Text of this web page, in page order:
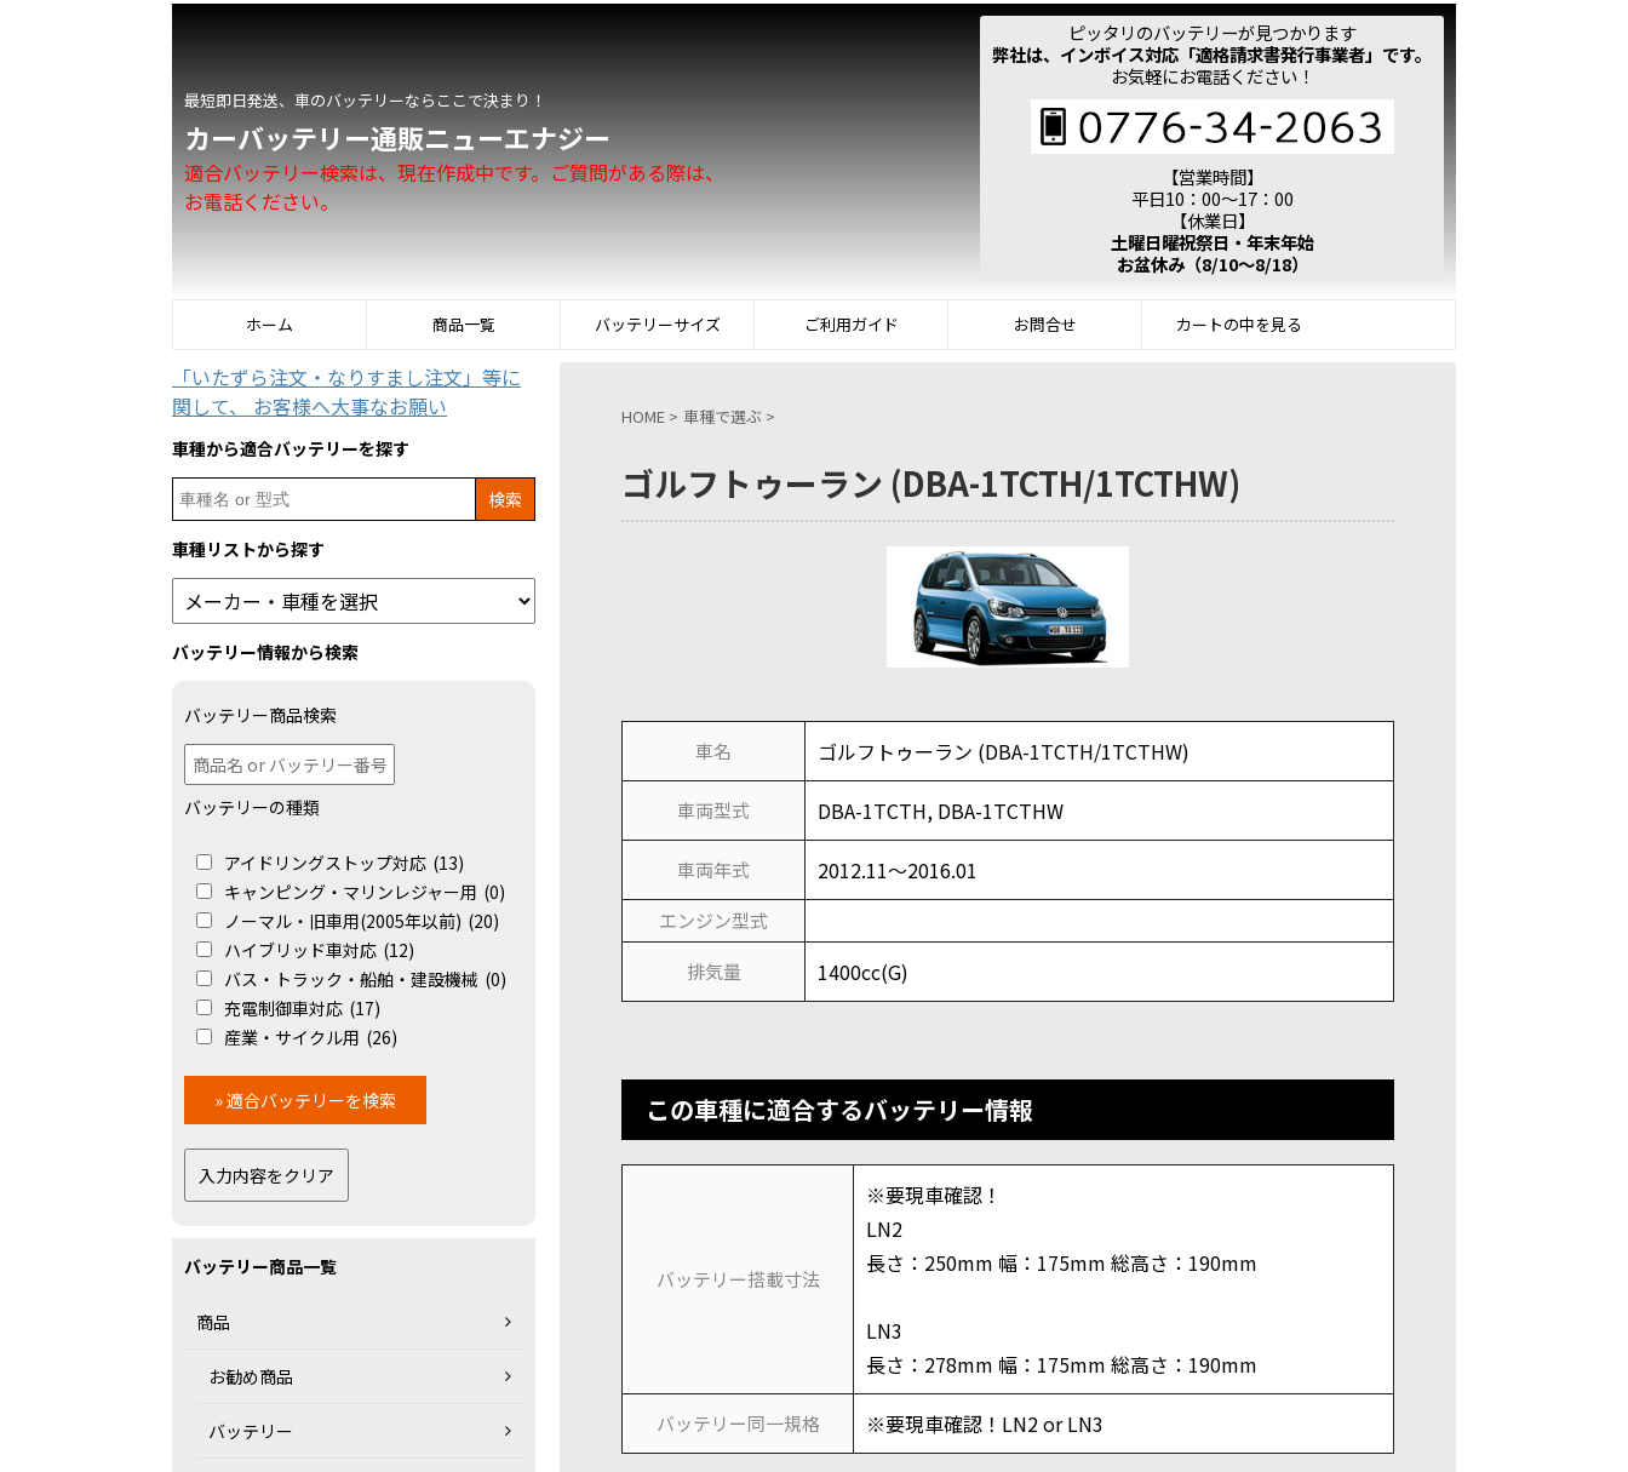
最短即日発送、車のバッテリーならここで決まり！
カーバッテリー通販ニューエナジー
適合バッテリー検索は、現在作成中です。ご質問がある際は、
お電話ください。
ピッタリのバッテリーが見つかります
弊社は、インボイス対応「適格請求書発行事業者」です。
お気軽にお電話ください！
【営業時間】
平日10：00～17：00
【休業日】
土曜日曜祝祭日・年末年始
お盆休み（8/10～8/18）
ホーム 商品一覧 バッテリーサイズ ご利用ガイド お問合せ カートの中を見る
HOME > 車種で選ぶ >
ゴルフトゥーラン (DBA-1TCTH/1TCTHW)
車名 ゴルフトゥーラン (DBA-1TCTH/1TCTHW)
車両型式 DBA-1TCTH, DBA-1TCTHW
車両年式 2012.11～2016.01
エンジン型式
排気量
1400cc(G)
この車種に適合するバッテリー情報
バッテリー搭載寸法
※要現車確認！
LN2
長さ：250mm 幅：175mm 総高さ：190mm
LN3
長さ：278mm 幅：175mm 総高さ：190mm
バッテリー同一規格 ※要現車確認！LN2 or LN3
「いたずら注文・なりすまし注文」等に
関して、 お客様へ大事なお願い
車種から適合バッテリーを探す
Search
for:
車種リストから探す
バッテリー情報から検索
バッテリー商品検索
バッテリーの種類
アイドリングストップ対応 (13)
キャンピング・マリンレジャー用 (0)
ノーマル・旧車用(2005年以前) (20)
ハイブリッド車対応 (12)
バス・トラック・船舶・建設機械 (0)
充電制御車対応 (17)
産業・サイクル用 (26)
バッテリー商品一覧
商品
お勧め商品
バッテリー